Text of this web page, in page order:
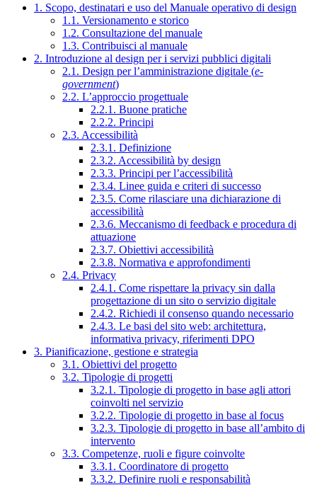
1. Scopo, destinatari e uso del Manuale operativo di design
1.1. Versionamento e storico
1.2. Consultazione del manuale
1.3. Contribuisci al manuale
2. Introduzione al design per i servizi pubblici digitali
2.1. Design per l’amministrazione digitale (e-
government)
2.2. L’approccio progettuale
2.2.1. Buone pratiche
2.2.2. Principi
2.3. Accessibilità
2.3.1. Definizione
2.3.2. Accessibilità by design
2.3.3. Principi per l’accessibilità
2.3.4. Linee guida e criteri di successo
2.3.5. Come rilasciare una dichiarazione di
accessibilità
2.3.6. Meccanismo di feedback e procedura di
attuazione
2.3.7. Obiettivi accessibilità
2.3.8. Normativa e approfondimenti
2.4. Privacy
2.4.1. Come rispettare la privacy sin dalla
progettazione di un sito o servizio digitale
2.4.2. Richiedi il consenso quando necessario
2.4.3. Le basi del sito web: architettura,
informativa privacy, riferimenti DPO
3. Pianificazione, gestione e strategia
3.1. Obiettivi del progetto
3.2. Tipologie di progetti
3.2.1. Tipologie di progetto in base agli attori
coinvolti nel servizio
3.2.2. Tipologie di progetto in base al focus
3.2.3. Tipologie di progetto in base all’ambito di
intervento
3.3. Competenze, ruoli e figure coinvolte
3.3.1. Coordinatore di progetto
3.3.2. Definire ruoli e responsabilità